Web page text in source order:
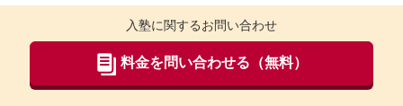
入塾に関するお問い合わせ
料金を問い合わせる（無料）